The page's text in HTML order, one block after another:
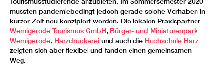
mussten pandemiebedingt jedoch gerade solche Vorhaben in
kurzer Zeit neu konzipiert werden. Die lokalen Praxispartner
Wernigerode Tourismus GmbH, Bürger- und Miniaturenpark
Wernigerode, Harzdruckerei und auch die Hochschule Harz
zeigten sich aber flexibel und fanden einen gemeinsamen
Weg.